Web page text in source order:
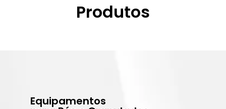
Produtos
Equipamentos